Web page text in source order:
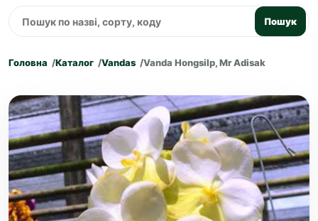
Пошук
Головна Каталог Vandas Vanda Hongsilp, Mr Adisak